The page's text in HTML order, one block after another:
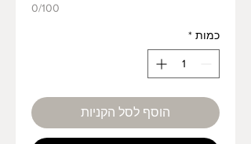
0/100
כמות *
הוסף לסל הקניות